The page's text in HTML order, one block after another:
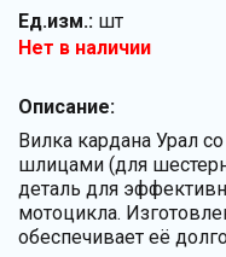
Ед.изм.: шт
Нет в наличии
Описание:
Вилка кардана Урал
шлицами (для
деталь для
мотоцикла.
обеспечивает её